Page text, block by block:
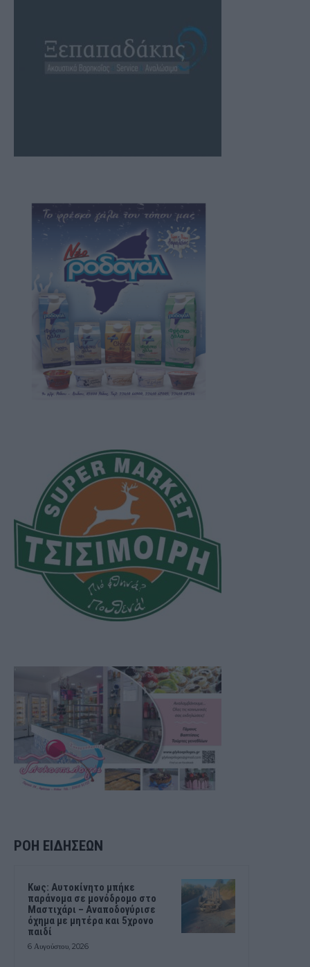
ΡΟΗ ΕΙΔΗΣΕΩΝ
Kως: Αυτοκίνητο μπήκε
παράνομα σε μονόδρομο στο
Μαστιχάρι – Αναποδογύρισε
όχημα με μητέρα και 5χρονο
παιδί
6 Αυγούστου, 2026